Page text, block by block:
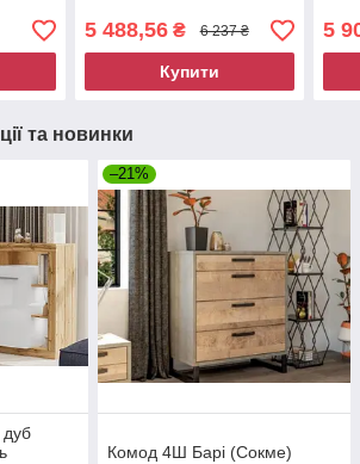
5 488,56₴ 6 237 ₴
Купити
5
та новинки
–21%
Комод 4Ш Барі (Сокме)